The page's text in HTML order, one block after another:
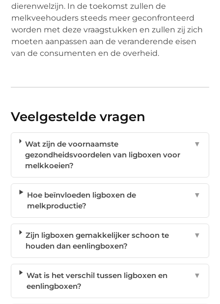
dierenwelzijn. In de toekomst zullen de
melkveehouders steeds meer geconfronteerd
worden met deze vraagstukken en zullen zij zich
moeten aanpassen aan de veranderende eisen
van de consumenten en de overheid.
Veelgestelde vragen
Wat zijn de voornaamste
gezondheidsvoordelen van ligboxen voor
melkkoeien?
▼
Hoe beïnvloeden ligboxen de
melkproductie?
▼
Zijn ligboxen gemakkelijker schoon te
houden dan eenlingboxen?
▼
Wat is het verschil tussen ligboxen en
eenlingboxen?
▼